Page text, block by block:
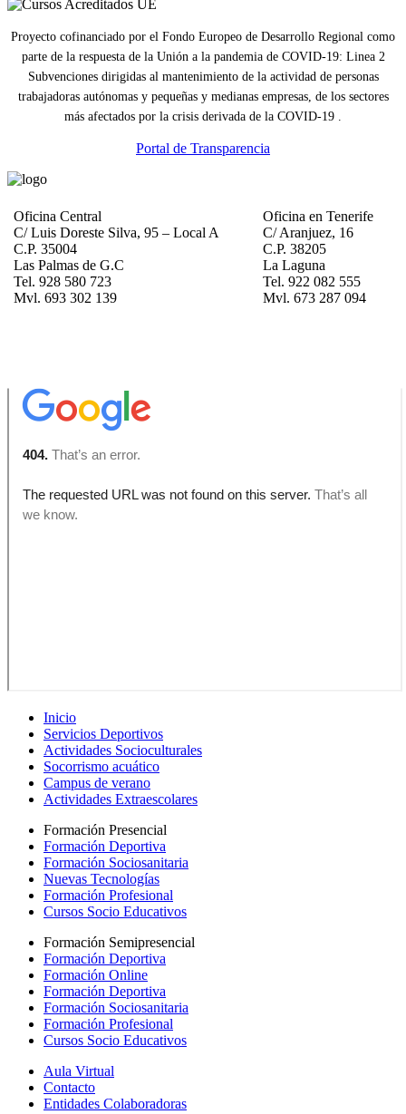
Proyecto cofinanciado por el Fondo Europeo de Desarrollo Regional como
parte de la respuesta de la Unión a la pandemia de COVID-19: Linea 2
Subvenciones dirigidas al mantenimiento de la actividad de personas
trabajadoras autónomas y pequeñas y medianas empresas, de los sectores
más afectados por la crisis derivada de la COVID-19 .
Portal de Transparencia
Oficina Central
C/ Luis Doreste Silva, 95 – Local A
C.P. 35004
Las Palmas de G.C
Tel. 928 580 723
Mvl. 693 302 139
Oficina en Tenerife
C/ Aranjuez, 16
C.P. 38205
La Laguna
Tel. 922 082 555
Mvl. 673 287 094
Inicio
Servicios Deportivos
Actividades Socioculturales
Socorrismo acuático
Campus de verano
Actividades Extraescolares
Formación Presencial
Formación Deportiva
Formación Sociosanitaria
Nuevas Tecnologías
Formación Profesional
Cursos Socio Educativos
Formación Semipresencial
Formación Deportiva
Formación Online
Formación Deportiva
Formación Sociosanitaria
Formación Profesional
Cursos Socio Educativos
Aula Virtual
Contacto
Entidades Colaboradoras